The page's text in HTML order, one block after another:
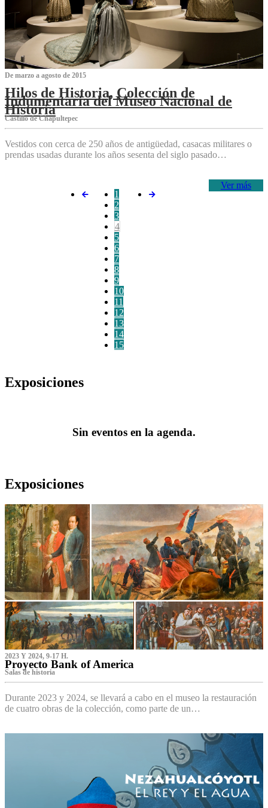
De marzo a agosto de 2015
Hilos de Historia, Colección de
Indumentaria del Museo Nacional de
Historia
Castillo de Chapultepec
Vestidos con cerca de 250 años de antigüedad, casacas militares o
prendas usadas durante los años sesenta del siglo pasado…
Ver más
1
2
3
4
5
6
7
8
9
10
11
12
13
14
15
Exposiciones
Sin eventos en la agenda.
Exposiciones
2023 Y 2024, 9-17 H.
Proyecto Bank of America
S‌alas de historia
Durante 2023 y 2024, se llevará a cabo en el museo la restauración
de cuatro obras de la colección, como parte de un…